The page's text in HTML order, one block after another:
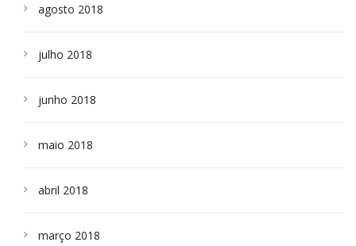
agosto 2018
julho 2018
junho 2018
maio 2018
abril 2018
março 2018